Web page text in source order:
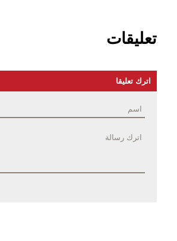
تعليقات
اترك تعليقا